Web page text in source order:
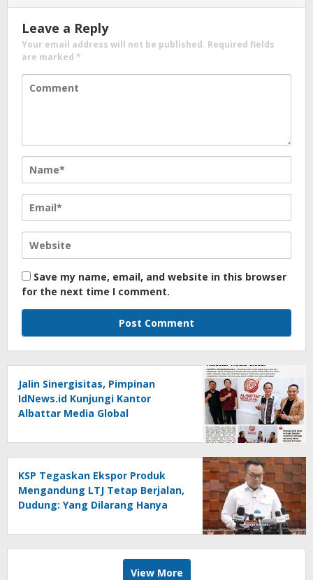
Leave a Reply
Your email address will not be published. Required fields
are marked *
Save my name, email, and website in this browser
for the next time I comment.
Jalin Sinergisitas, Pimpinan
IdNews.id Kunjungi Kantor
Albattar Media Global
KSP Tegaskan Ekspor Produk
Mengandung LTJ Tetap Berjalan,
Dudung: Yang Dilarang Hanya
View More